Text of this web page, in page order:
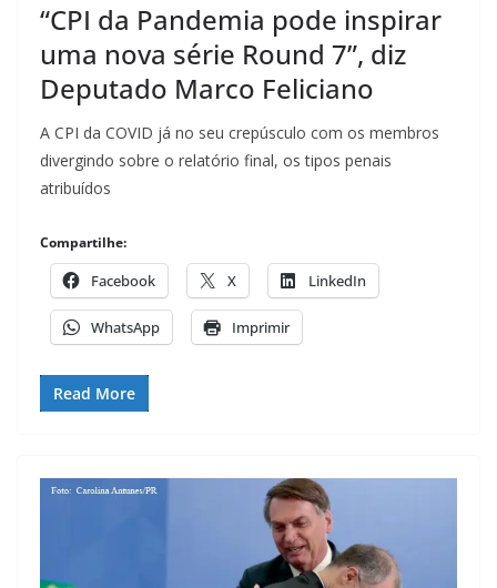
“CPI da Pandemia pode inspirar
uma nova série Round 7”, diz
Deputado Marco Feliciano
A CPI da COVID já no seu crepúsculo com os membros
divergindo sobre o relatório final, os tipos penais
atribuídos
Compartilhe:
Facebook X LinkedIn
WhatsApp Imprimir
Read More